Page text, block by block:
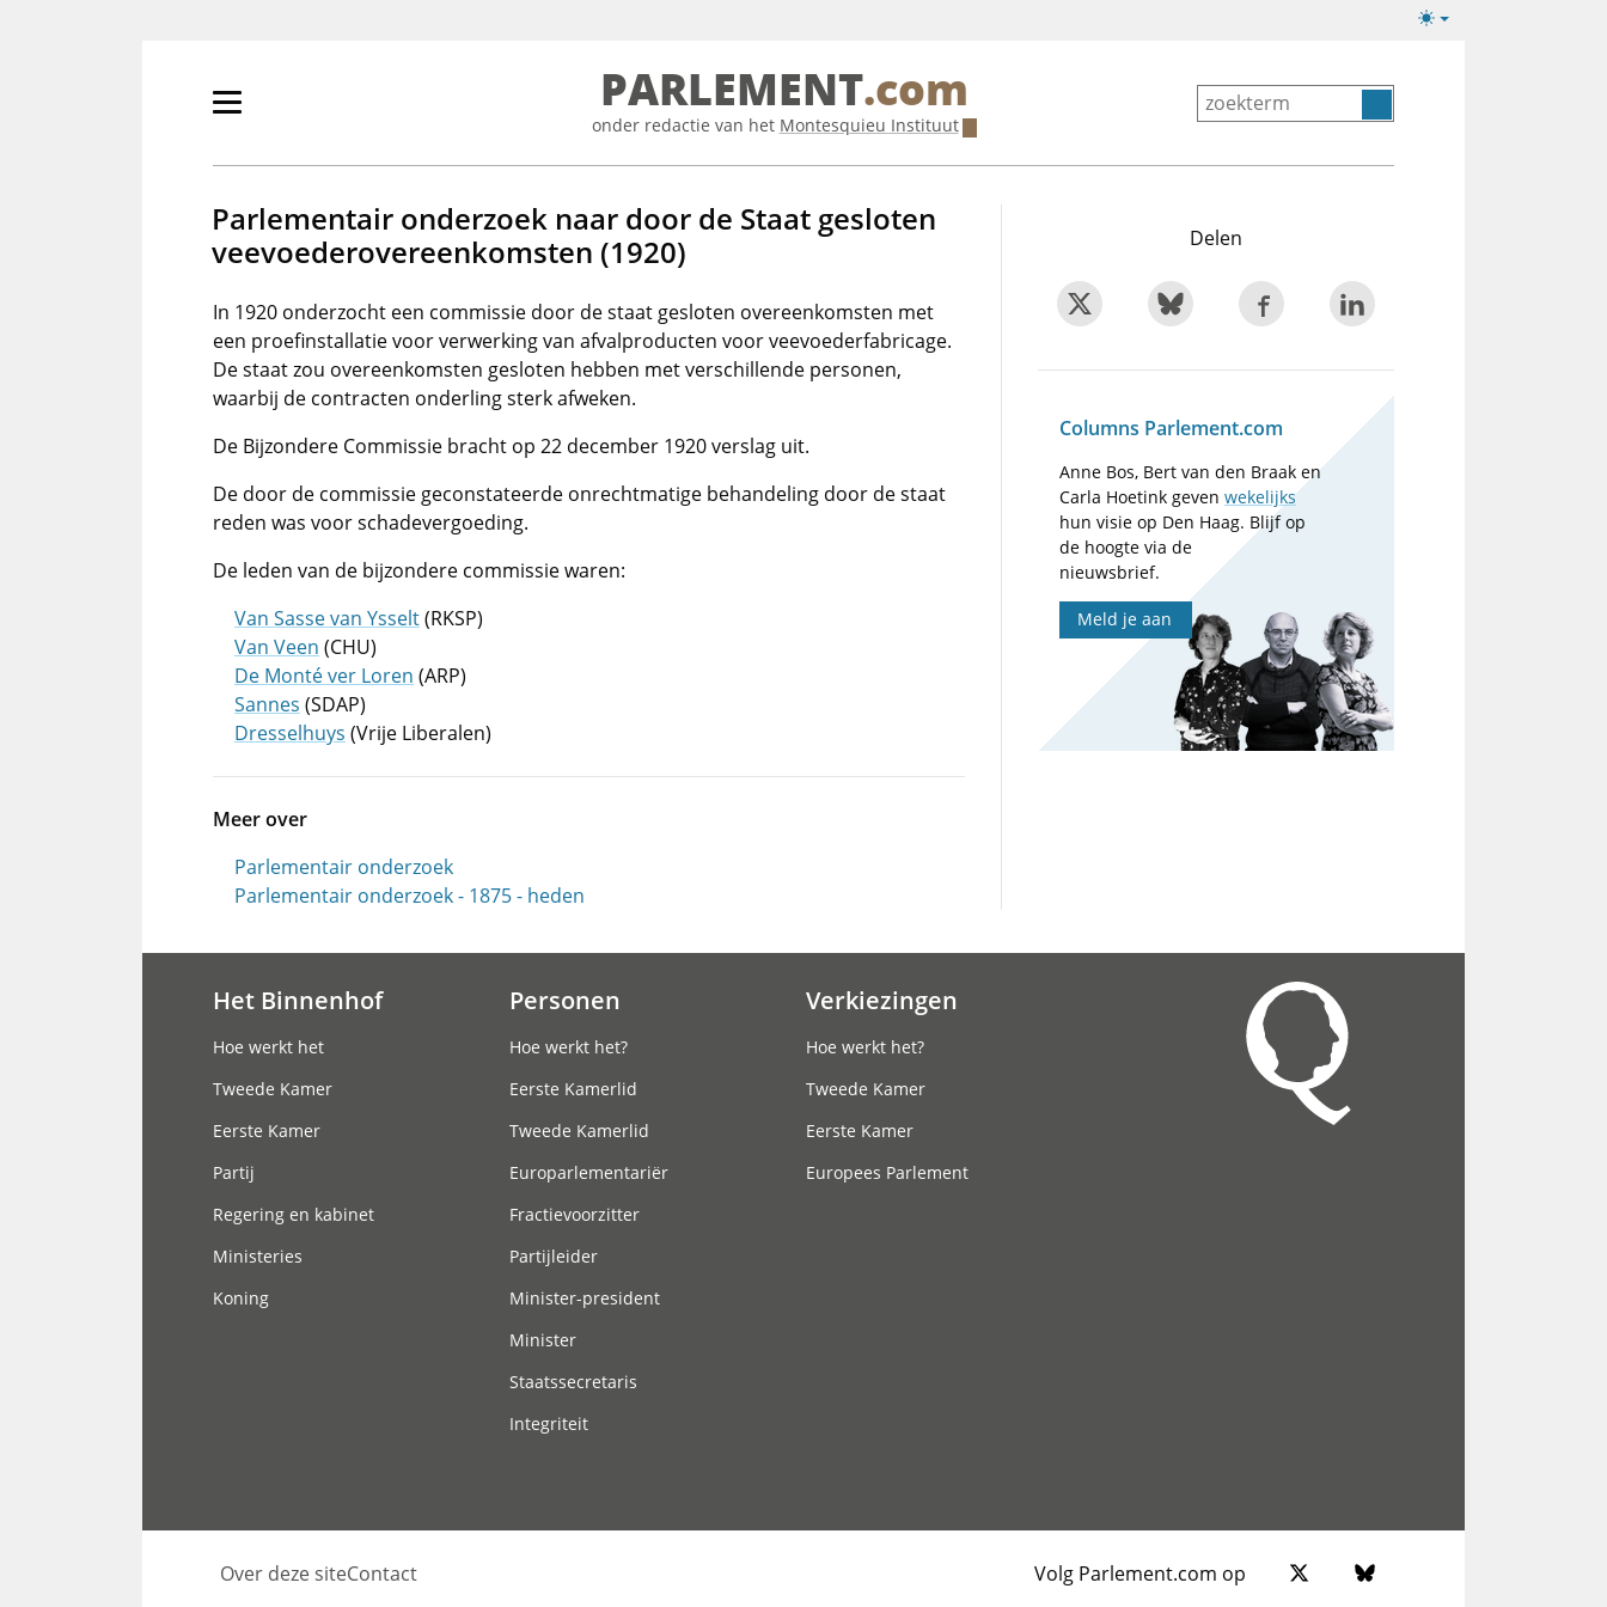
Lichte/donkere
Primair
tonen/verbergen
PARLEMENT.com
onder redactie van het Montesquieu Instituut
Parlementair onderzoek naar door de Staat gesloten
veevoederovereenkomsten (1920)
In 1920 onderzocht een commissie door de staat gesloten overeenkomsten met
een proefinstallatie voor verwerking van afvalproducten voor veevoederfabricage.
De staat zou overeenkomsten gesloten hebben met verschillende personen,
waarbij de contracten onderling sterk afweken.
De Bijzondere Commissie bracht op 22 december 1920 verslag uit.
De door de commissie geconstateerde onrechtmatige behandeling door de staat
reden was voor schadevergoeding.
De leden van de bijzondere commissie waren:
Van Sasse van Ysselt(RKSP)
Van Veen (CHU)
De Monté ver Loren (ARP)
Sannes (SDAP)
Dresselhuys (Vrije Liberalen)
Meer over
Parlementair onderzoek
Parlementair onderzoek - 1875 - heden
Delen
Columns Parlement.com
Anne Bos, Bert van den Braak en
Carla Hoetink gevenwekelijks
hun visie op Den Haag. Blijf op
de hoogte via de
nieuwsbrief.
Meld je aan
Het Binnenhof
Hoe werkt het
Tweede Kamer
Eerste Kamer
Partij
Regering en kabinet
Ministeries
Koning
Personen
Hoe werkt het?
Eerste Kamerlid
Tweede Kamerlid
Europarlementariër
Fractievoorzitter
Partijleider
Minister-president
Minister
Staatssecretaris
Integriteit
Verkiezingen
Hoe werkt het?
Tweede Kamer
Eerste Kamer
Europees Parlement
Over deze siteContact Volg Parlement.com op